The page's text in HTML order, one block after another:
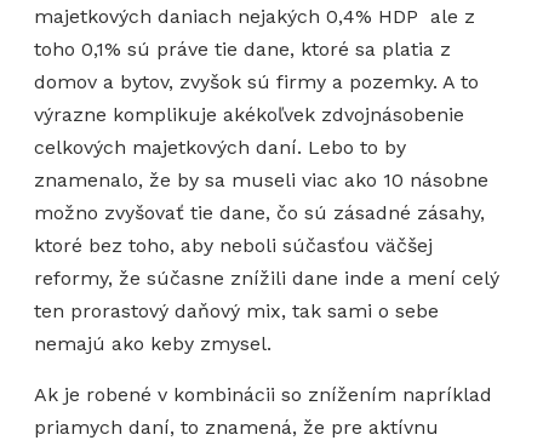
majetkových daniach nejakých 0,4% HDP ale z
toho 0,1% sú práve tie dane, ktoré sa platia z
domov a bytov, zvyšok sú firmy a pozemky. A to
výrazne komplikuje akékoľvek zdvojnásobenie
celkových majetkových daní. Lebo to by
znamenalo, že by sa museli viac ako 10 násobne
možno zvyšovať tie dane, čo sú zásadné zásahy,
ktoré bez toho, aby neboli súčasťou väčšej
reformy, že súčasne znížili dane inde a mení celý
ten prorastový daňový mix, tak sami o sebe
nemajú ako keby zmysel.
Ak je robené v kombinácii so znížením napríklad
priamych daní, to znamená, že pre aktívnu